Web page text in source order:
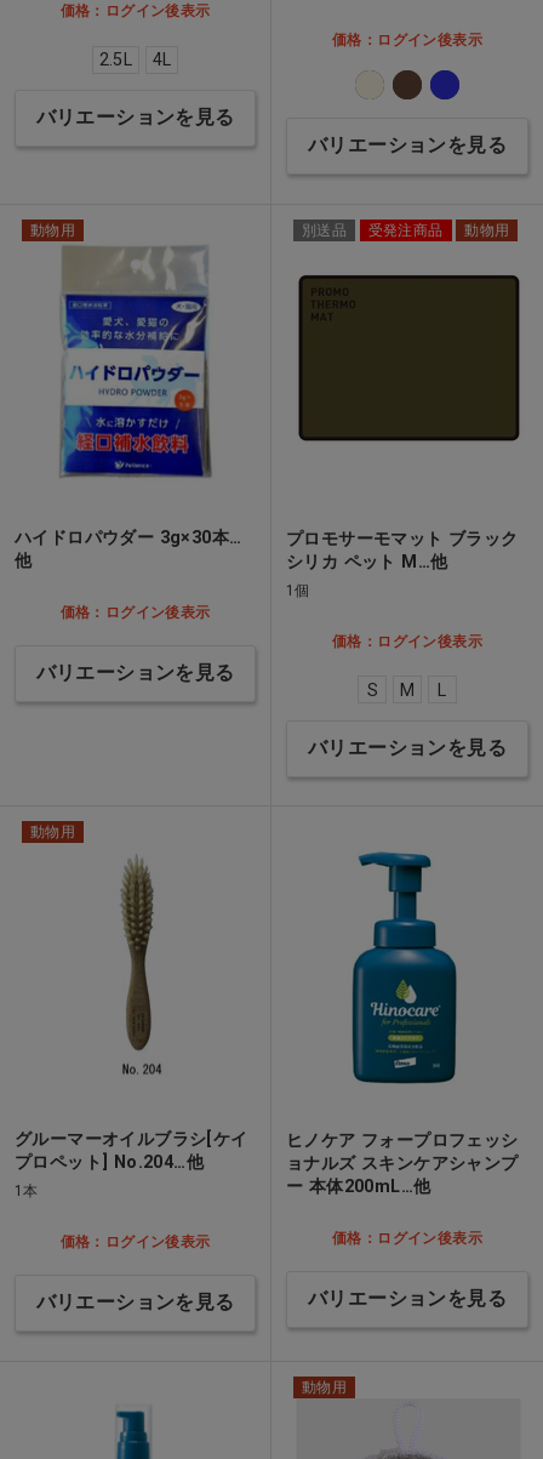
価格：ログイン後表示
2.5L 4L
バリエーションを見る
価格：ログイン後表示
バリエーションを見る
動物用
ハイドロパウダー 3g×30本…
他
価格：ログイン後表示
バリエーションを見る
別送品 受発注商品 動物用
プロモサーモマット ブラック
シリカ ペット M…他
1個
価格：ログイン後表示
S M
バリエーションを見る
動物用
グルーマーオイルブラシ[ケイ
プロペット] No.204…他
1本
価格：ログイン後表示
バリエーションを見る
ヒノケア フォープロフェッシ
ョナルズ スキンケアシャンプ
ー 本体200mL…他
価格：ログイン後表示
バリエーションを見る
動物用